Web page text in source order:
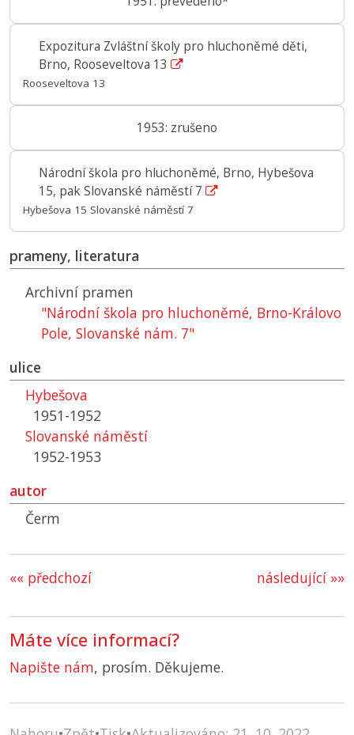
Expozitura Zvláštní školy pro hluchoněmé děti,
Brno, Rooseveltova 13
Rooseveltova 13
1953: zrušeno
Národní škola pro hluchoněmé, Brno, Hybešova
15, pak Slovanské náměstí 7
Hybešova 15 Slovanské náměstí 7
prameny, literatura
Archivní pramen
"Národní škola pro hluchoněmé, Brno-Královo
Pole, Slovanské nám. 7"
ulice
Hybešova
1951-1952
Slovanské náměstí
1952-1953
autor
Čerm
následující »»
«« předchozí
Máte více informací?
Napište nám, prosím. Děkujeme.